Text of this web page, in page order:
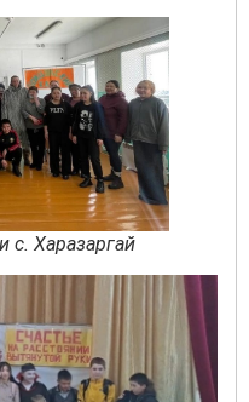
с. Харазаргай